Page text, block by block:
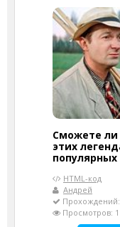
Сможете ли
этих
популярных
HTML-код
Андрей
Прохождений:
Просмотров: